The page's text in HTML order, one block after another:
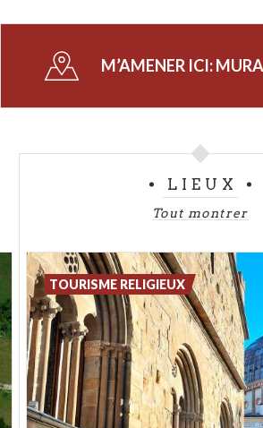
M’AMENER ICI:
LIEUX
Tout montrer
TOURISME RELIGIEUX